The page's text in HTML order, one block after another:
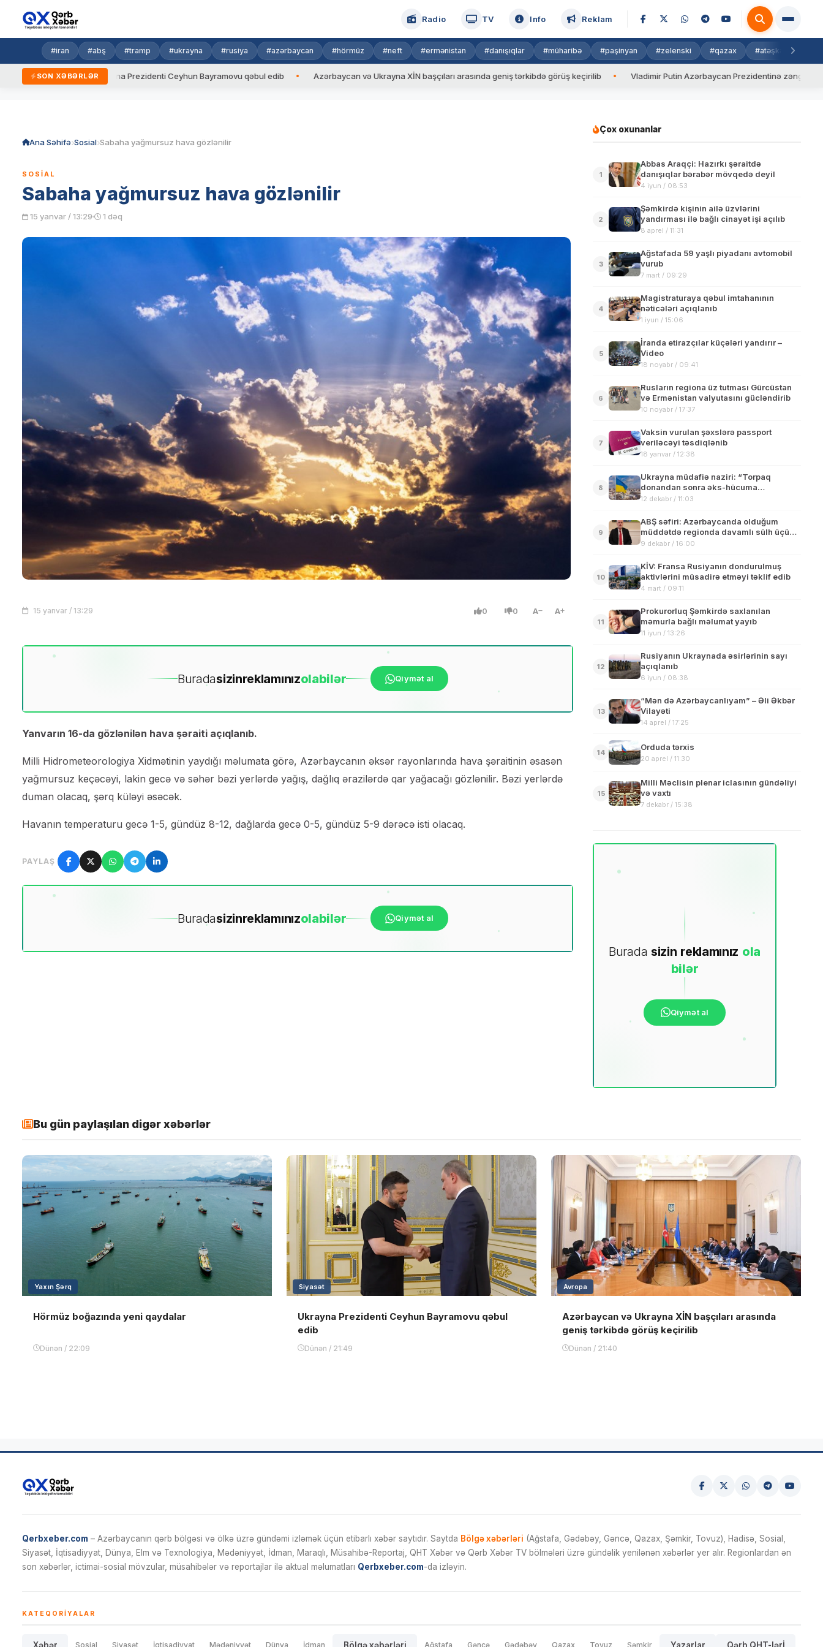
Radio TV Info Reklam
#iran #abş #tramp #ukrayna #rusiya #azərbaycan #hörmüz #neft #ermənistan #danışıqlar #müharibə #paşinyan #zelenski #qazax #atəşkəs
SON XƏBƏRLƏR
Ukrayna Prezidenti Ceyhun Bayramovu qəbul edib Azərbaycan və Ukrayna XİN başçıları arasında geniş tərkibdə görüş keçirilib Vladimir Putin Azərbaycan Prezidentinə zəng edib
Ana Səhifə Sosial Sabaha yağmursuz hava gözlənilir
SOSIAL
Sabaha yağmursuz hava gözlənilir
15 yanvar / 13:29 1 dəq
15 yanvar / 13:29 0 0 A A
Buradasizinreklamınızolabilər Qiymət al
Yanvarın 16-da gözlənilən hava şəraiti açıqlanıb.
Milli Hidrometeorologiya Xidmətinin yaydığı məlumata görə, Azərbaycanın əksər rayonlarında hava şəraitinin əsasən
yağmursuz keçəcəyi, lakin gecə və səhər bəzi yerlərdə yağış, dağlıq ərazilərdə qar yağacağı gözlənilir. Bəzi yerlərdə
duman olacaq, şərq küləyi əsəcək.
Havanın temperaturu gecə 1-5, gündüz 8-12, dağlarda gecə 0-5, gündüz 5-9 dərəcə isti olacaq.
PAYLAŞ
Buradasizinreklamınızolabilər Qiymət al
Çox oxunanlar
1
Abbas Araqçi: Hazırkı şəraitdə
danışıqlar bərabər mövqedə deyil
4 iyun / 08:53
2
Şəmkirdə kişinin ailə üzvlərini
yandırması ilə bağlı cinayət işi açılıb
8 aprel / 11:31
3
Ağstafada 59 yaşlı piyadanı avtomobil
vurub
7 mart / 09:29
4
Magistraturaya qəbul imtahanının
nəticələri açıqlanıb
1 iyun / 15:06
5
İranda etirazçılar küçələri yandırır –
Video
18 noyabr / 09:41
6
Rusların regiona üz tutması Gürcüstan
və Ermənistan valyutasını gücləndirib
10 noyabr / 17:37
7
Vaksin vurulan şəxslərə passport
veriləcəyi təsdiqlənib
18 yanvar / 12:38
8
Ukrayna müdafiə naziri: “Torpaq
donandan sonra əks-hücuma
keçəcəyik”
12 dekabr / 11:03
9
ABŞ səfiri: Azərbaycanda olduğum
müddətdə regionda davamlı sülh üçün
birlikdə çalışacağımıza ümid edirəm
9 dekabr / 16:00
10
KİV: Fransa Rusiyanın dondurulmuş
aktivlərini müsadirə etməyi təklif edib
4 mart / 09:11
11
Prokurorluq Şəmkirdə saxlanılan
məmurla bağlı məlumat yayıb
11 iyun / 13:26
12
Rusiyanın Ukraynada əsirlərinin sayı
açıqlanıb
6 iyun / 08:38
13
“Mən də Azərbaycanlıyam” – Əli Əkbər
Vilayəti
14 aprel / 17:25
14
Orduda tərxis
20 aprel / 11:30
15
Milli Məclisin plenar iclasının gündəliyi
və vaxtı
7 dekabr / 15:38
Burada sizin reklamınız ola
bilər
Qiymət al
Bu gün paylaşılan digər xəbərlər
Yaxın Şərq
Hörmüz boğazında yeni qaydalar
Dünən / 22:09
Siyasət
Ukrayna Prezidenti Ceyhun Bayramovu qəbul
edib
Dünən / 21:49
Avropa
Azərbaycan və Ukrayna XİN başçıları arasında
geniş tərkibdə görüş keçirilib
Dünən / 21:40
Qerbxeber.com – Azərbaycanın qərb bölgəsi və ölkə üzrə gündəmi izləmək üçün etibarlı xəbər saytıdır. Saytda Bölgə xəbərləri (Ağstafa, Gədəbəy, Gəncə, Qazax, Şəmkir, Tovuz), Hadisə, Sosial,
Siyasət, İqtisadiyyat, Dünya, Elm və Texnologiya, Mədəniyyət, İdman, Maraqlı, Müsahibə-Reportaj, QHT Xəbər və Qərb Xəbər TV bölmələri üzrə gündəlik yenilənən xəbərlər yer alır. Regionlardan ən
son xəbərlər, ictimai-sosial mövzular, müsahibələr və reportajlar ilə aktual məlumatları Qerbxeber.com-da izləyin.
KATEQORIYALAR
Xəbər Sosial Siyasət İqtisadiyyat Mədəniyyət Dünya İdman Bölgə xəbərləri Ağstafa Gəncə Gədəbəy Qazax Tovuz Şəmkir Yazarlar Qərb QHT-lərİ